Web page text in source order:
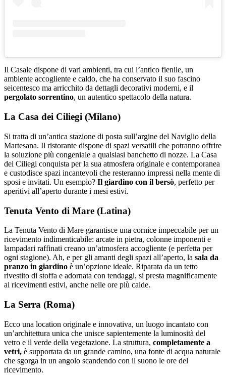
Il Casale dispone di vari ambienti, tra cui l’antico fienile, un
ambiente accogliente e caldo, che ha conservato il suo fascino
seicentesco ma arricchito da dettagli decorativi moderni, e il
pergolato sorrentino, un autentico spettacolo della natura.
La Casa dei Ciliegi (Milano)
Si tratta di un’antica stazione di posta sull’argine del Naviglio della
Martesana. Il ristorante dispone di spazi versatili che potranno offrire
la soluzione più congeniale a qualsiasi banchetto di nozze. La Casa
dei Ciliegi conquista per la sua atmosfera originale e contemporanea
e custodisce spazi incantevoli che resteranno impressi nella mente di
sposi e invitati. Un esempio? Il giardino con il bersò, perfetto per
aperitivi all’aperto durante i mesi estivi.
Tenuta Vento di Mare (Latina)
La Tenuta Vento di Mare garantisce una cornice impeccabile per un
ricevimento indimenticabile: arcate in pietra, colonne imponenti e
lampadari raffinati creano un’atmosfera accogliente (e perfetta per
ogni stagione). Ah, e per gli amanti degli spazi all’aperto, la sala da
pranzo in giardino è un’opzione ideale. Riparata da un tetto
rivestito di stoffa e adornata con tendaggi, si presta magnificamente
ai ricevimenti estivi, anche nelle ore più calde.
La Serra (Roma)
Ecco una location originale e innovativa, un luogo incantato con
un’architettura unica che unisce sapientemente la luminosità del
vetro e il verde della vegetazione. La struttura, completamente a
vetri, è supportata da un grande camino, una fonte di acqua naturale
che sgorga in un angolo scandendo con il suono le ore del
ricevimento.